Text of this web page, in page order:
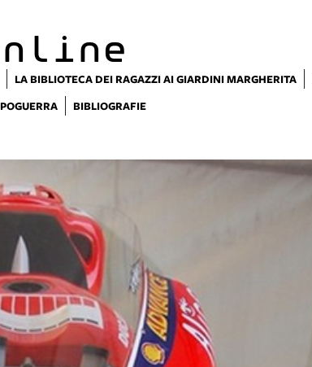
LA BIBLIOTECA DEI RAGAZZI AI GIARDINI MARGHERITA
BIBLIOGRAFIE